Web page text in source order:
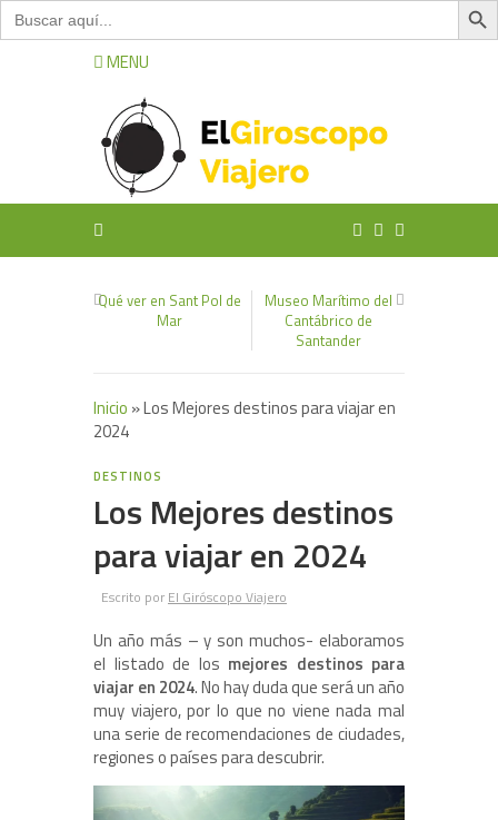
Buscar:
MENU
Qué ver en Sant Pol de
Mar
Museo Marítimo del
Cantábrico de
Santander
Inicio »Los Mejores destinos para viajar en
2024
DESTINOS
Los Mejores destinos
para viajar en 2024
Escrito por El Giróscopo Viajero
Un año más – y son muchos- elaboramos
el listado de los mejores destinos para
viajar en 2024. No hay duda que será un año
muy viajero, por lo que no viene nada mal
una serie de recomendaciones de ciudades,
regiones o países para descubrir.